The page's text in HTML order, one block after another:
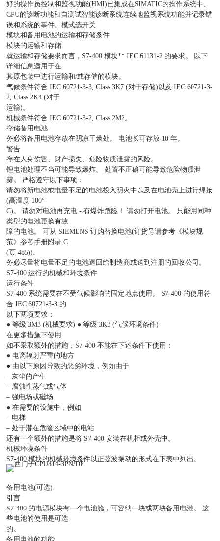
好的操作员控制和监视功能(HMI)已集成在SIMATIC的操作系统中、
CPU的诊断功能和自测试智能诊断系统连续地监视系统功能并记录错
误和系统的事件、模式选开关
模块和备用电池的运输和存储条件
模块的运输和存储
就运输和存储要求而言，S7-400 模块** IEC 61131-2 的要求。 以下
详细信息适用于在
其原包装中进行运输和/或存储的模块。
气候条件符合 IEC 60721-3-3, Class 3K7 (对于存储)以及 IEC 60721-3-
2, Class 2K4 (对于
运输)。
机械条件符合 IEC 60721-3-2, Class 2M2。
存储备用电池
务必将备用电池存放在阴凉干燥处。 电池长可存放 10 年。
警告
存在人身伤害、财产损失、危险物质泄露的风险。
锂电池处理不当可能导致爆炸。 处置不正确可能导致危险物质泄
露。 严格遵守以下事项：
请勿将新电池或电量不足的电池投入明火中以及在电池壳上进行焊接
(高温度 100°
C)。 请勿对电池再充电 - 有爆炸危险！ 请勿打开电池。 只能用同种
类型的电池更换有故
障的电池。 可从 SIEMENS 订购替换电池(订货号请参考《模块规
范》参考手册附录 C
(页 485))。
务必尽量将电量不足的电池退回给制造商或送到注册的回收公司。
S7-400 运行的机械和环境条件
运行条件
S7-400 系统需要在不受气候影响的固定地点使用。 S7-400 的使用符
合 IEC 60721-3-3 的
以下两项要求：
● 等级 3M3 (机械要求) ● 等级 3K3 (气候环境条件)
在更多措施下使用
如不采取额外的措施，S7-400 不能在下述条件下使用：
● 电离辐射严重的地方
● 由以下原因导致的恶劣环境，例如由于
– 灰尘的产生
– 腐蚀性蒸气或气体
– 强电场或磁场
● 在需要的设施中，例如
– 电梯
– 处于潜在危险区域中的电站
还有一个额外的措施是将 S7-400 安装在机柜或外壳中。
机械环境条件
S7-400 模块的机械环境条件以正弦波振动的形式在下表中列出。
备用电池(可选)
引言
S7-400 的电源模块有一个电池舱，可容纳一块或两块备用电池。 这
些电池的使用是可选
的。
备用电池的功能